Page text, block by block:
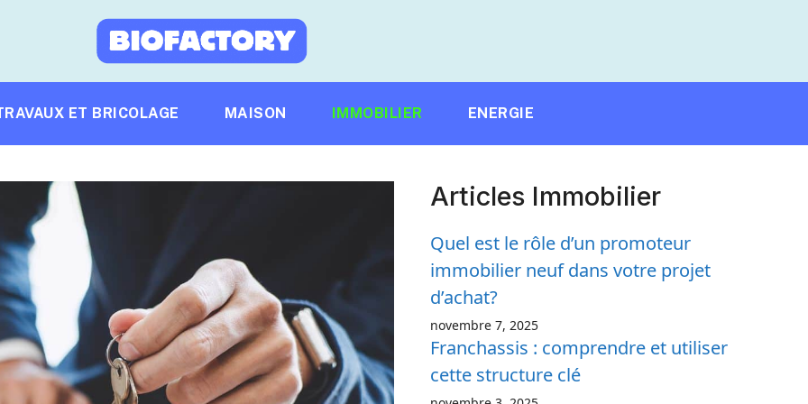
ET BRICOLAGE MAISON IMMOBILIER ENERGIE
Articles Immobilier
Quel est le rôle d’un promoteur
immobilier neuf dans votre projet
d’achat?
novembre 7, 2025
Franchassis : comprendre et utiliser
cette structure clé